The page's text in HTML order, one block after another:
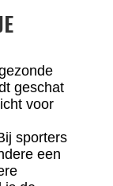
geschat
voor
sporters
een